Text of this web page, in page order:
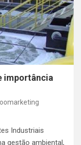
importância
Industriais
gestão ambiental,